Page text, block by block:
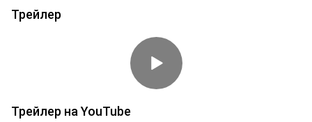
Трейлер
Трейлер на YouTube